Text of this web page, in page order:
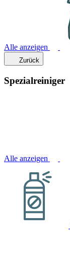
Alle anzeigen
Zurück
Spezialreiniger
Alle anzeigen